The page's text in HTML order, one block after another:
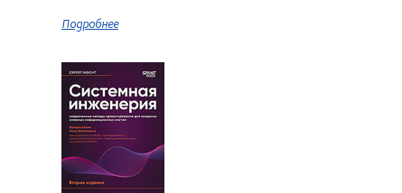
Подробнее